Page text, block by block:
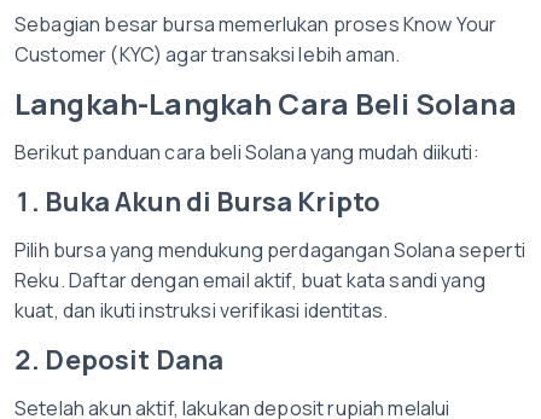
Sebagian besar bursa memerlukan proses Know Your
Customer (KYC) agar transaksi lebih aman.
Langkah-Langkah Cara Beli Solana
Berikut panduan cara beli Solana yang mudah diikuti:
1. Buka Akun di Bursa Kripto
Pilih bursa yang mendukung perdagangan Solana seperti
Reku. Daftar dengan email aktif, buat kata sandi yang
kuat, dan ikuti instruksi verifikasi identitas.
2. Deposit Dana
Setelah akun aktif, lakukan deposit rupiah melalui